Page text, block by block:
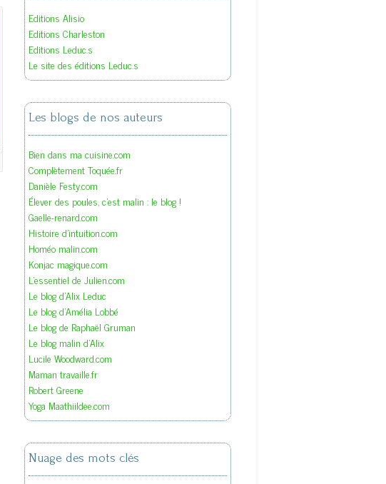
Editions Alisio
Editions Charleston
Editions Leduc.s
Le site des éditions Leduc.s
Les blogs de nos auteurs
Bien dans ma cuisine.com
Complètement Toquée.fr
Danièle Festy.com
Élever des poules, c'est malin : le blog !
Gaelle-renard.com
Histoire d'intuition.com
Homéo malin.com
Konjac magique.com
L'essentiel de Julien.com
Le blog d'Alix Leduc
Le blog d'Amélia Lobbé
Le blog de Raphaël Gruman
Le blog malin d'Alix
Lucile Woodward.com
Maman travaille.fr
Robert Greene
Yoga Maathiildee.com
Nuage des mots clés